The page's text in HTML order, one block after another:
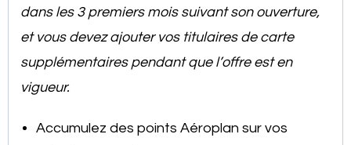
dans les 3 premiers mois suivant son ouverture,
et vous devez ajouter vos titulaires de carte
supplémentaires pendant que l’offre est en
vigueur.
Accumulez des points Aéroplan sur vos